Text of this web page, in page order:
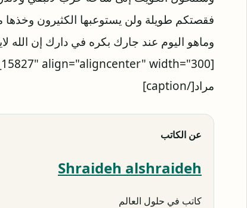
فقصتكم طويلة ولن يستوعبها الكثيرون
وماهو اليوم عند جارك بكره في دارك إن الله
[caption id="attachment_15827" align="aligncenter" width="300"]
مراد[/caption]
عن الكاتب
Shraideh alshraideh
كاتب في حلول العالم